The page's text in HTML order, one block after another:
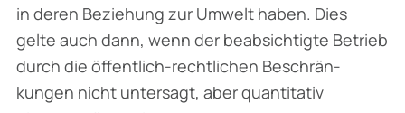
in deren Beziehung zur Umwelt haben. Dies
gelte auch dann, wenn der beabsichtigte Betrieb
durch die öffentlich-rechtlichen Beschrän­
kungen nicht untersagt, aber quantitativ